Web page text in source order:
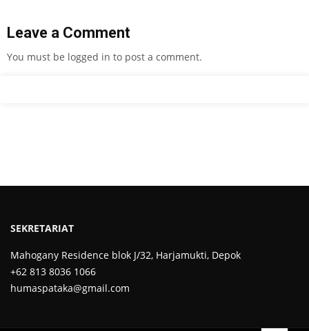
Leave a Comment
You must be logged in to post a comment.
SEKRETARIAT
Mahogany Residence blok J/32, Harjamukti, Depok
+62 813 8036 1066
humaspataka@gmail.com